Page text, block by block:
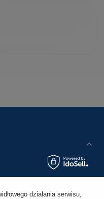
działania serwisu,